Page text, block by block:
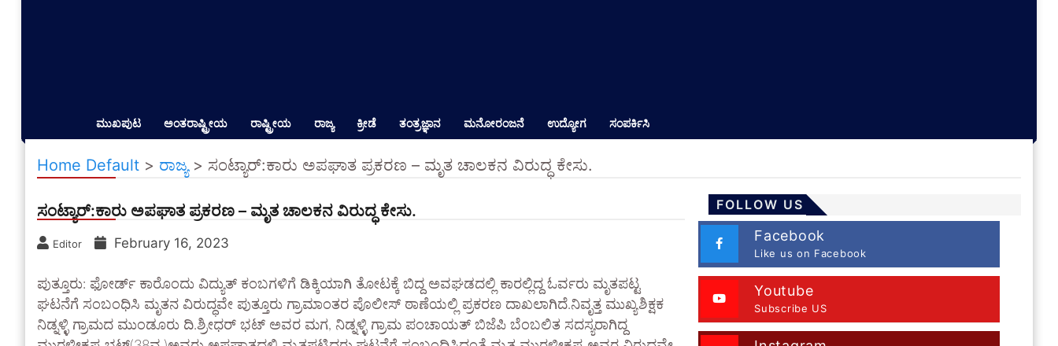
ಮುಖಪುಟ ಅಂತರಾಷ್ಟ್ರೀಯ ರಾಷ್ಟ್ರೀಯ ರಾಜ್ಯ ಕ್ರೀಡೆ ತಂತ್ರಜ್ಞಾನ ಮನೋರಂಜನೆ ಉದ್ಯೋಗ ಸಂಪರ್ಕಿಸಿ
Home Default > ರಾಜ್ಯ> ಸಂಟ್ಯಾರ್:ಕಾರು ಅಪಘಾತ ಪ್ರಕರಣ – ಮೃತ ಚಾಲಕನ ವಿರುದ್ಧ ಕೇಸು.
ಸಂಟ್ಯಾರ್:ಕಾರು ಅಪಘಾತ ಪ್ರಕರಣ – ಮೃತ ಚಾಲಕನ ವಿರುದ್ಧ ಕೇಸು.
Editor February 16, 2023
ಪುತ್ತೂರು: ಫೋರ್ಡ್ ಕಾರೊಂದು ವಿದ್ಯುತ್ ಕಂಬಗಳಿಗೆ ಡಿಕ್ಕಿಯಾಗಿ ತೋಟಕ್ಕೆ ಬಿದ್ದ ಅವಘಡದಲ್ಲಿ ಕಾರಲ್ಲಿದ್ದ ಓರ್ವರು ಮೃತಪಟ್ಟ
ಘಟನೆಗೆ ಸಂಬಂಧಿಸಿ ಮೃತನ ವಿರುದ್ಧವೇ ಪುತ್ತೂರು ಗ್ರಾಮಾಂತರ ಪೊಲೀಸ್ ಠಾಣೆಯಲ್ಲಿ ಪ್ರಕರಣ ದಾಖಲಾಗಿದೆ.ನಿವೃತ್ತ ಮುಖ್ಯಶಿಕ್ಷಕ
ನಿಡ್ನಳ್ಳಿ ಗ್ರಾಮದ ಮುಂಡೂರು ದಿ.ಶ್ರೀಧರ್ ಭಟ್ ಅವರ ಮಗ, ನಿಡ್ನಳ್ಳಿ ಗ್ರಾಮ ಪಂಚಾಯತ್ ಬಿಜೆಪಿ ಬೆಂಬಲಿತ ಸದಸ್ಯರಾಗಿದ್ದ
FOLLOW US
Facebook
Like us on Facebook
Youtube
Subscribe US